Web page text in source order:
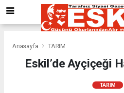
Anasayfa TARIM
Eskil’de Ayçiçeği
TARIM